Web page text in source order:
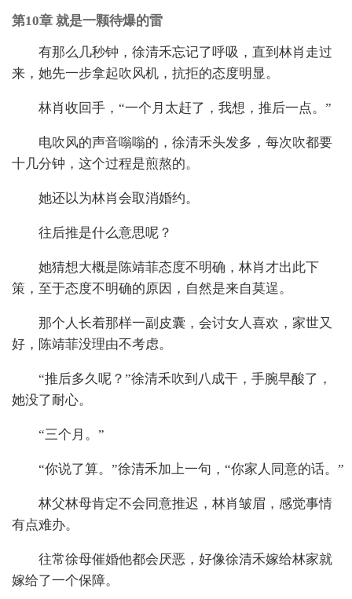
第10章 就是一颗待爆的雷
有那么几秒钟，徐清禾忘记了呼吸，直到林肖走过
来，她先一步拿起吹风机，抗拒的态度明显。
林肖收回手，“一个月太赶了，我想，推后一点。”
电吹风的声音嗡嗡的，徐清禾头发多，每次吹都要
十几分钟，这个过程是煎熬的。
她还以为林肖会取消婚约。
往后推是什么意思呢？
她猜想大概是陈靖菲态度不明确，林肖才出此下
策，至于态度不明确的原因，自然是来自莫逞。
那个人长着那样一副皮囊，会讨女人喜欢，家世又
好，陈靖菲没理由不考虑。
“推后多久呢？”徐清禾吹到八成干，手腕早酸了，
她没了耐心。
“三个月。”
“你说了算。”徐清禾加上一句，“你家人同意的话。”
林父林母肯定不会同意推迟，林肖皱眉，感觉事情
有点难办。
往常徐母催婚他都会厌恶，好像徐清禾嫁给林家就
嫁给了一个保障。